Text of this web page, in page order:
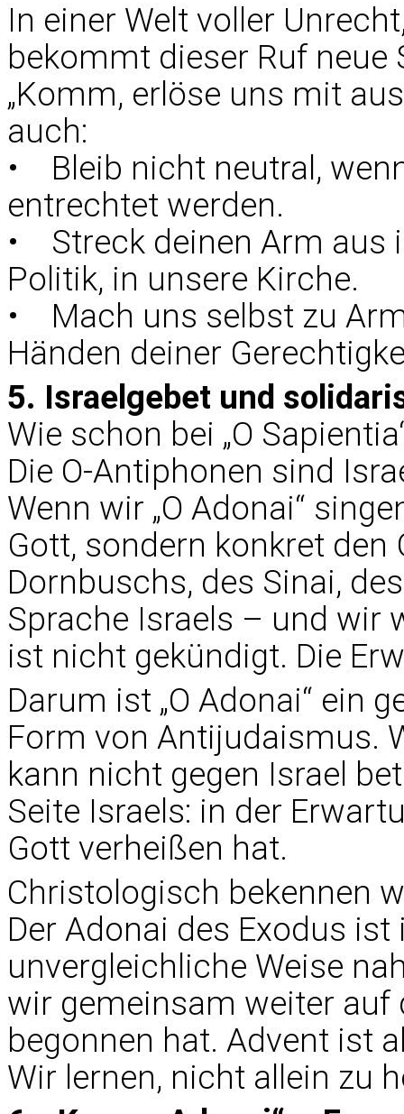
In einer Welt voller
bekommt dieser Ruf neue
„Komm, erlöse uns mit
auch:
• Bleib nicht neutral,
entrechtet werden.
• Streck deinen Arm aus
Politik, in unsere Kirche.
• Mach uns selbst zu
Händen deiner
5. Israelgebet und
Wie schon bei „O
Die O-Antiphonen sind
Wenn wir „O Adonai“
Gott, sondern konkret den
Dornbuschs, des Sinai,
Sprache Israels – und wir
ist nicht gekündigt. Die
Darum ist „O Adonai“ ein
Form von Antijudaismus.
kann nicht gegen Israel
Seite Israels: in der
Gott verheißen hat.
Christologisch bekennen
Der Adonai des Exodus
unvergleichliche Weise
wir gemeinsam weiter auf
begonnen hat. Advent ist
Wir lernen, nicht allein zu